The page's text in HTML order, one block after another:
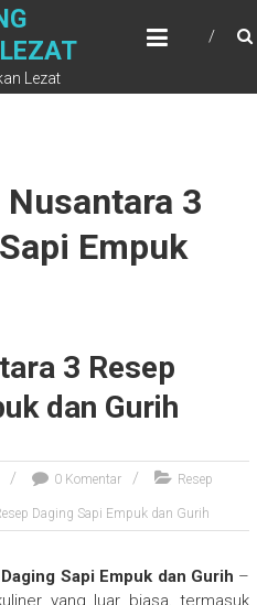
Lezat
Nusantara 3
Empuk
3 Resep
dan Gurih
0 Komentar Resep
Daging Sapi Empuk dan Gurih
Sapi Empuk dan Gurih –
yang luar biasa, termasuk